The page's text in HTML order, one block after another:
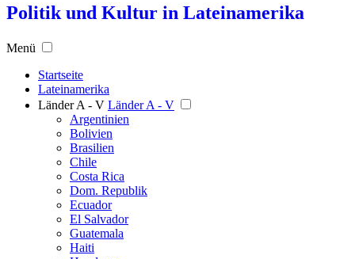
Politik und Kultur in Lateinamerika
Menü
Startseite
Lateinamerika
Länder A - V Länder A - V
Argentinien
Bolivien
Brasilien
Chile
Costa Rica
Dom. Republik
Ecuador
El Salvador
Guatemala
Haiti